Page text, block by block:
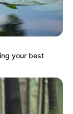
Mute
konten untuk
dan jutaan
your best